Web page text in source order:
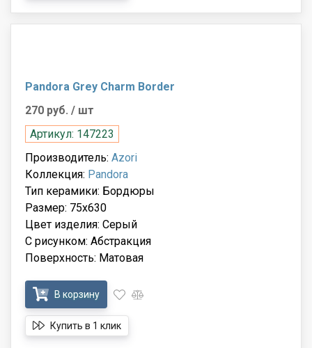
Pandora Grey Charm Border
270 руб. / шт
Артикул: 147223
Производитель: Azori
Коллекция: Pandora
Тип керамики: Бордюры
Размер: 75x630
Цвет изделия: Серый
С рисунком: Абстракция
Поверхность: Матовая
В корзину
Купить в 1 клик